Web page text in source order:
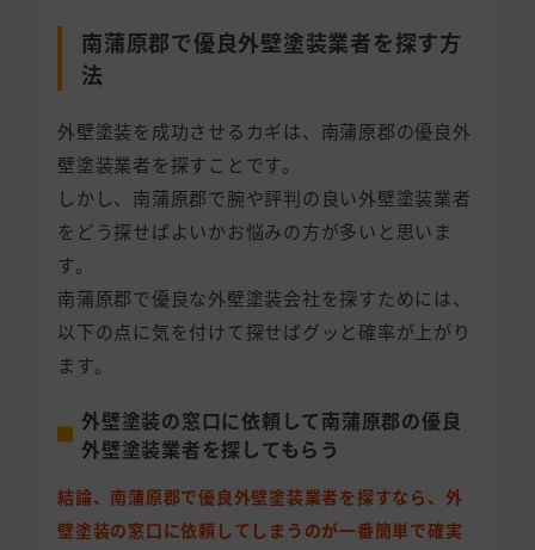
南蒲原郡で優良外壁塗装業者を探す方
法
外壁塗装を成功させるカギは、南蒲原郡の優良外
壁塗装業者を探すことです。
しかし、南蒲原郡で腕や評判の良い外壁塗装業者
をどう探せばよいかお悩みの方が多いと思いま
す。
南蒲原郡で優良な外壁塗装会社を探すためには、
以下の点に気を付けて探せばグッと確率が上がり
ます。
外壁塗装の窓口に依頼して南蒲原郡の優良
外壁塗装業者を探してもらう
結論、南蒲原郡で優良外壁塗装業者を探すなら、外
壁塗装の窓口に依頼してしまうのが一番簡単で確実